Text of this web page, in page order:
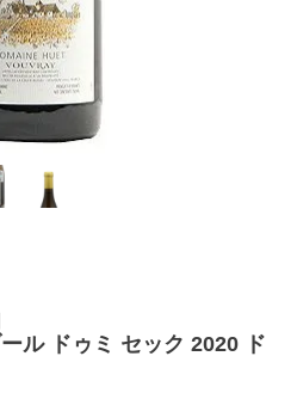
ル ドゥミ セック 2020 ド